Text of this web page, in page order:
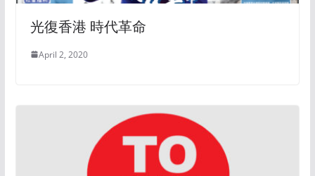
光復香港 時代革命
April 2, 2020